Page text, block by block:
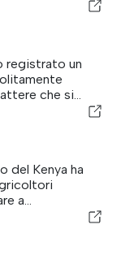
registrato un
che si...
del Kenya ha
a...